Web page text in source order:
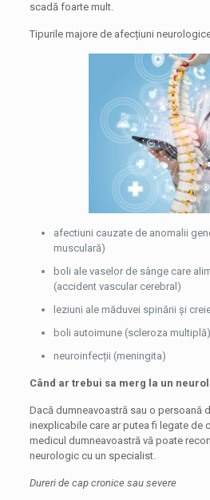
scadă foarte mult.
Tipurile majore de afecțiuni
afectiuni cauzate de anomalii
musculară)
boli ale vaselor de sânge care
(accident vascular cerebral)
leziuni ale măduvei spinării și
boli autoimune (scleroza multiplă)
neuroinfecții (meningita)
Când ar trebui sa merg la un
Dacă dumneavoastră sau o persoană
inexplicabile care ar putea fi legate de
medicul dumneavoastră vă poate
neurologic cu un specialist.
Dureri de cap cronice sau severe